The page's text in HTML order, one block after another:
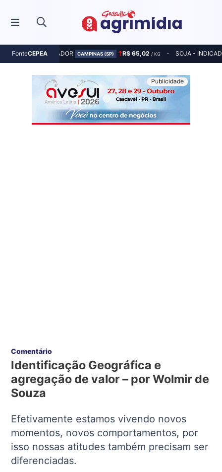
FonteCEPEA
MILHO - INDICADOR CAMPINAS (SP) R$ 65,02 / KG SOJA -
Comentário
Identificação Geográfica e
agregação de valor – por Wolmir de
Souza
Efetivamente estamos vivendo novos
momentos, novos comportamentos, por
isso nossas atitudes também precisam ser
diferenciadas.